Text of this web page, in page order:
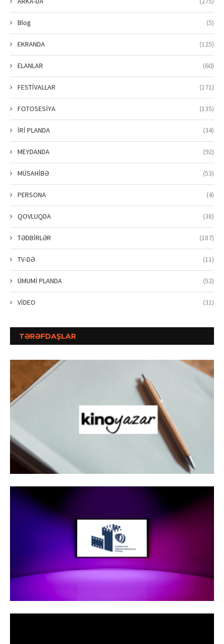
Blog (5)
EKRANDA (125)
ELANLAR (60)
FESTİVALLAR (171)
FOTOSESİYA (135)
İRİ PLANDA (34)
MEYDANDA (92)
MÜSAHİBƏ (53)
PERSONA (4)
QOVLUQDA (38)
TƏDBİRLƏR (187)
TV-DƏ (11)
ÜMUMİ PLANDA (52)
VİDEO (31)
TƏRƏFDAŞLAR